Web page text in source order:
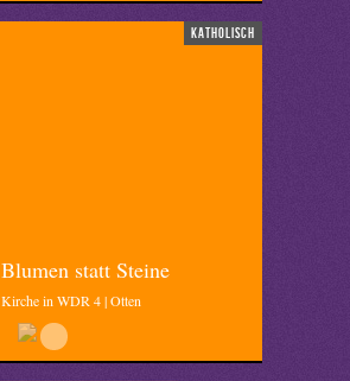
katholisch
Blumen statt Steine
Kirche in WDR 4 | Otten